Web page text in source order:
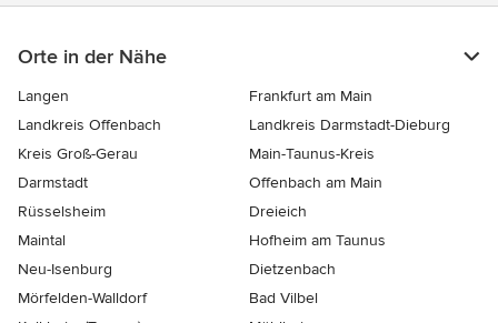
Orte in der Nähe
Langen
Frankfurt am Main
Landkreis Offenbach
Landkreis Darmstadt-Dieburg
Kreis Groß-Gerau
Main-Taunus-Kreis
Darmstadt
Offenbach am Main
Rüsselsheim
Dreieich
Maintal
Hofheim am Taunus
Neu-Isenburg
Dietzenbach
Mörfelden-Walldorf
Bad Vilbel